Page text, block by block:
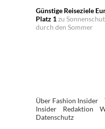
Günstige Reiseziele
Platz 1zu
durch den Sommer
Über Fashion Insider
Insider
Redaktion
Datenschutz